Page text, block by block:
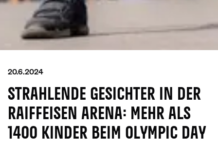
20.6.2024
STRAHLENDE GESICHTER IN DER
RAIFFEISEN ARENA: MEHR ALS
1400 KINDER BEIM OLYMPIC DAY